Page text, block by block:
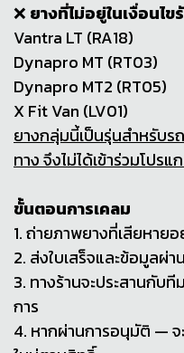
❌ ยางที่ไม่อยู่ในเงื่อนไข
Vantra LT (RA18)
Dynapro MT (RT03)
Dynapro MT2 (RT05)
X Fit Van (LV01)
ยางกลุ่มนี้เป็นรุ่นสำหรับร
ทาง จึงไม่ได้เข้าร่วมโปร
ขั้นตอนการเคลม
1. ถ่ายภาพยางที่เสียหาย
2. ส่งใบเสร็จและข้อมูลผ่
3. ทางร้านจะประสานกับ
การ
4. หากผ่านการอนุมัติ — จ